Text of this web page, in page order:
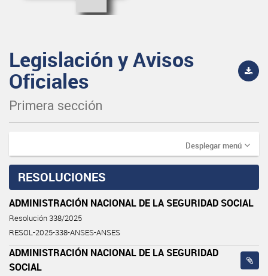
Legislación y Avisos
Oficiales
Primera sección
Desplegar menú
RESOLUCIONES
ADMINISTRACIÓN NACIONAL DE LA SEGURIDAD SOCIAL
Resolución 338/2025
RESOL-2025-338-ANSES-ANSES
ADMINISTRACIÓN NACIONAL DE LA SEGURIDAD
SOCIAL